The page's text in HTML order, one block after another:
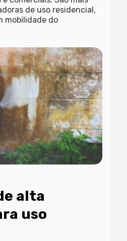
de uso residencial,
mobilidade do
alta
uso